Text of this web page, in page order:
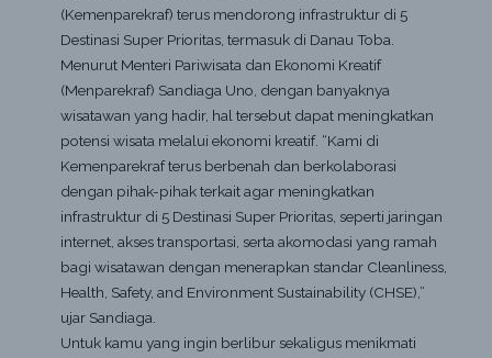
(Kemenparekraf) terus mendorong infrastruktur di 5
Destinasi Super Prioritas, termasuk di Danau Toba.
Menurut Menteri Pariwisata dan Ekonomi Kreatif
(Menparekraf) Sandiaga Uno, dengan banyaknya
wisatawan yang hadir, hal tersebut dapat meningkatkan
potensi wisata melalui ekonomi kreatif. “Kami di
Kemenparekraf terus berbenah dan berkolaborasi
dengan pihak-pihak terkait agar meningkatkan
infrastruktur di 5 Destinasi Super Prioritas, seperti jaringan
internet, akses transportasi, serta akomodasi yang ramah
bagi wisatawan dengan menerapkan standar Cleanliness,
Health, Safety, and Environment Sustainability (CHSE),”
ujar Sandiaga.
Untuk kamu yang ingin berlibur sekaligus menikmati